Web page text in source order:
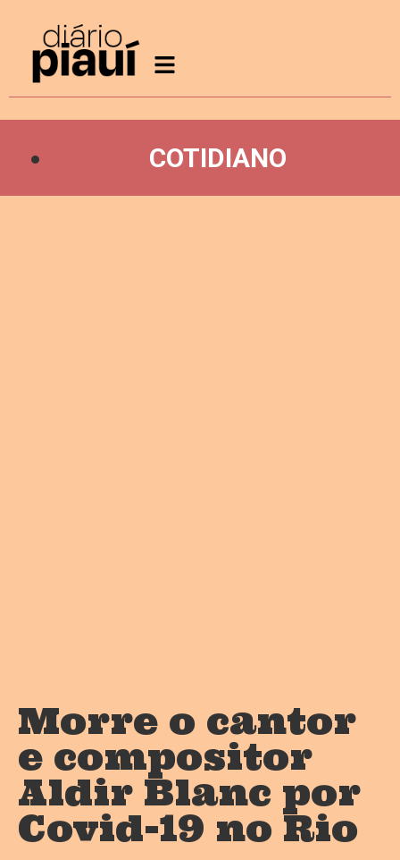
COTIDIANO
Morre o cantor
e compositor
Aldir Blanc por
Covid-19 no Rio